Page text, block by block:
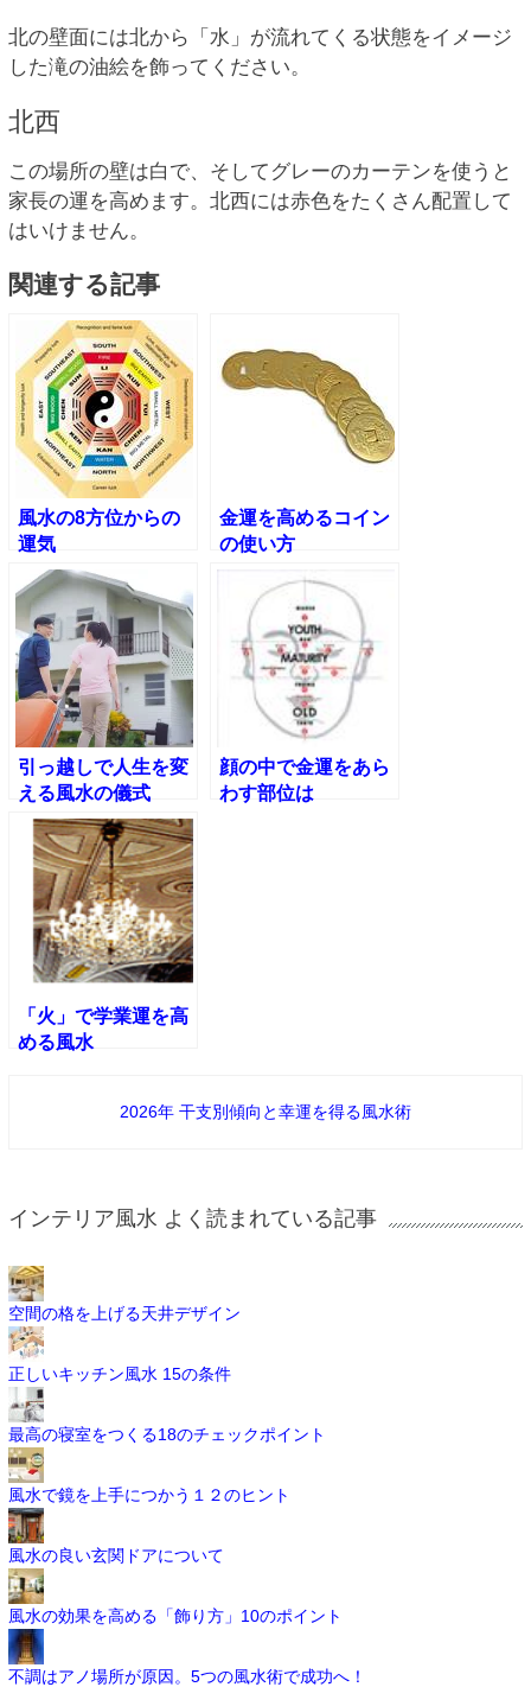
北の壁面には北から「水」が流れてくる状態をイメージ
した滝の油絵を飾ってください。
北西
この場所の壁は白で、そしてグレーのカーテンを使うと
家長の運を高めます。北西には赤色をたくさん配置して
はいけません。
関連する記事
風水の8方位からの
運気
金運を高めるコイン
の使い方
引っ越しで人生を変
える風水の儀式
顔の中で金運をあら
わす部位は
「火」で学業運を高
める風水
2026年 干支別傾向と幸運を得る風水術
インテリア風水 よく読まれている記事
空間の格を上げる天井デザイン
正しいキッチン風水 15の条件
最高の寝室をつくる18のチェックポイント
風水で鏡を上手につかう１２のヒント
風水の良い玄関ドアについて
風水の効果を高める「飾り方」10のポイント
不調はアノ場所が原因。5つの風水術で成功へ！